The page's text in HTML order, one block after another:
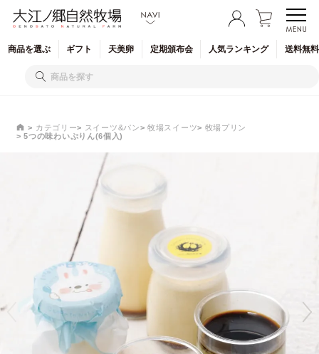
商品を選ぶ ギフト 天美卵 定期頒布会 人気ランキング 送料無
カテゴリー スイーツ&パン 牧場スイーツ
牧場プリン
5つの味わいぷりん(6個入)